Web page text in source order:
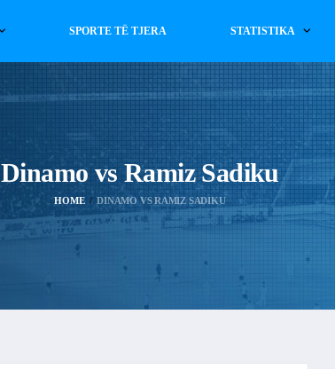
SPORTE TË TJERA STATISTIKA
Dinamo vs Ramiz Sadiku
HOME DINAMO VS RAMIZ SADIKU